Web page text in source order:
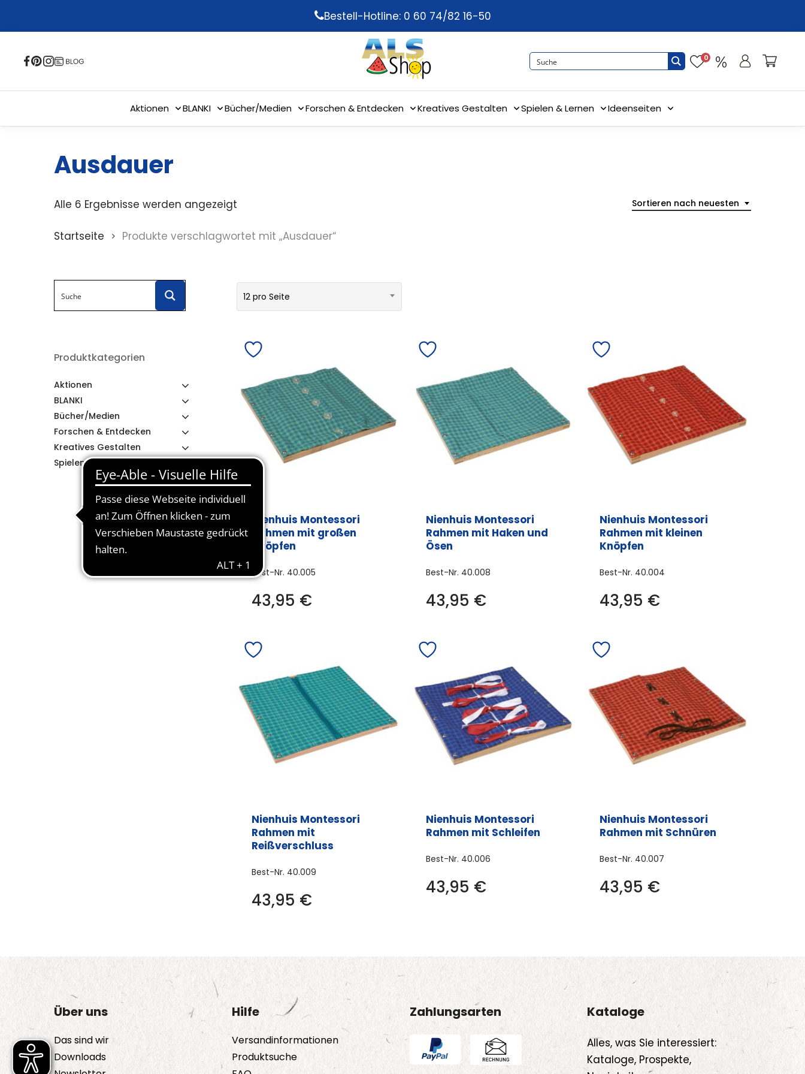
content
Bestell-Hotline: 0 60 74/82 16-50
0
Aktionen BLANKI Bücher/Medien Forschen & Entdecken Kreatives Gestalten Spielen & Lernen Ideenseiten
Ausdauer
Sortieren nach neuesten
Alle 6 Ergebnisse werden angezeigt
Startseite Produkte verschlagwortet mit „Ausdauer“
Produktkategorien
Aktionen
BLANKI
Bücher/Medien
Forschen & Entdecken
Kreatives Gestalten
Spielen & Lernen
12 pro Seite
Nienhuis Montessori
Rahmen mit großen
Knöpfen
Best-Nr. 40.005
43,95 €
Nienhuis Montessori
Rahmen mit Haken und
Ösen
Best-Nr. 40.008
43,95 €
Nienhuis Montessori
Rahmen mit kleinen
Knöpfen
Best-Nr. 40.004
43,95 €
Nienhuis Montessori
Rahmen mit
Reißverschluss
Best-Nr. 40.009
43,95 €
Nienhuis Montessori
Rahmen mit Schleifen
Best-Nr. 40.006
43,95 €
Nienhuis Montessori
Rahmen mit Schnüren
Best-Nr. 40.007
43,95 €
Über uns
Das sind wir
Downloads
Hilfe
Versandinformationen
Produktsuche
Zahlungsarten Kataloge
Alles, was Sie interessiert:
Kataloge, Prospekte,